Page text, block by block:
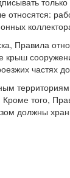
относятся:
крыш
частях
того,
должны